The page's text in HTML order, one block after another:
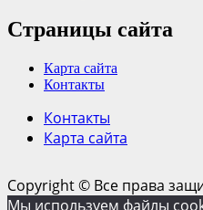
Страницы сайта
Карта сайта
Контакты
Контакты
Карта сайта
Copyright © Все права
Мы используем файлы